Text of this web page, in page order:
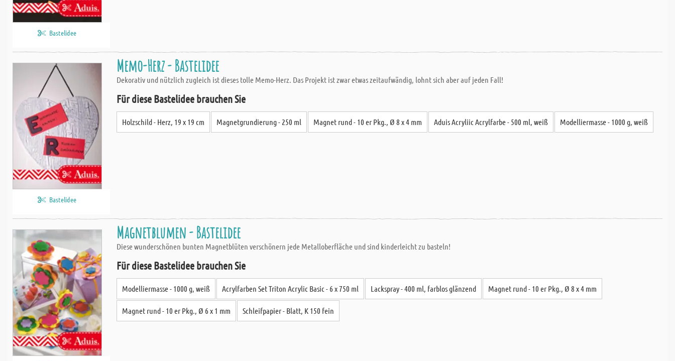
Bastelidee
Bastelidee
Memo-Herz - Bastelidee
Dekorativ und nützlich zugleich ist dieses tolle Memo-Herz. Das Projekt ist zwar etwas zeitaufwändig, lohnt sich aber auf jeden Fall!
Für diese Bastelidee brauchen Sie
Holzschild - Herz, 19 x 19 cm Magnetgrundierung - 250 ml Magnet rund - 10 er Pkg., Ø 8 x 4 mm Aduis Acryliic Acrylfarbe - 500 ml, weiß Modelliermasse - 1000 g, weiß
Magnetblumen - Bastelidee
Diese wunderschönen bunten Magnetblüten verschönern jede Metalloberfläche und sind kinderleicht zu basteln!
Für diese Bastelidee brauchen Sie
Modelliermasse - 1000 g, weiß Acrylfarben Set Triton Acrylic Basic - 6 x 750 ml Lackspray - 400 ml, farblos glänzend Magnet rund - 10 er Pkg., Ø 8 x 4 mm
Magnet rund - 10 er Pkg., Ø 6 x 1 mm Schleifpapier - Blatt, K 150 fein